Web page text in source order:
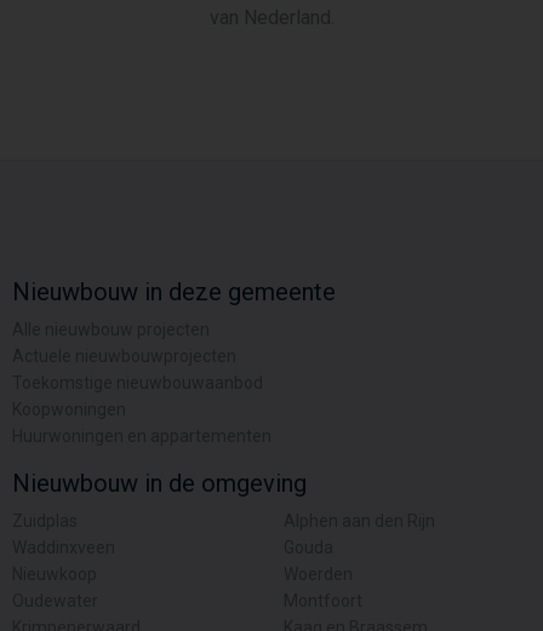
van Nederland.
Nieuwbouw in deze gemeente
Nieuwbouw in de omgeving